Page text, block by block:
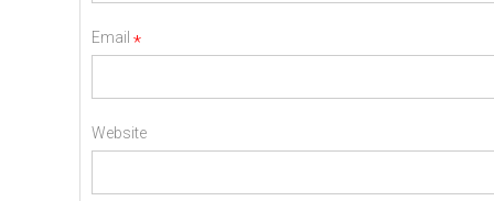
Email *
Website